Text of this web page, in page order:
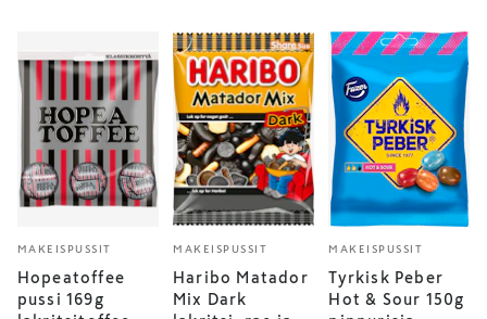
MAKEISPUSSIT
Hopeatoffee
pussi 169g
MAKEISPUSSIT
Haribo Matador
Mix Dark
MAKEISPUSSIT
Tyrkisk Peber
Hot & Sour 150g